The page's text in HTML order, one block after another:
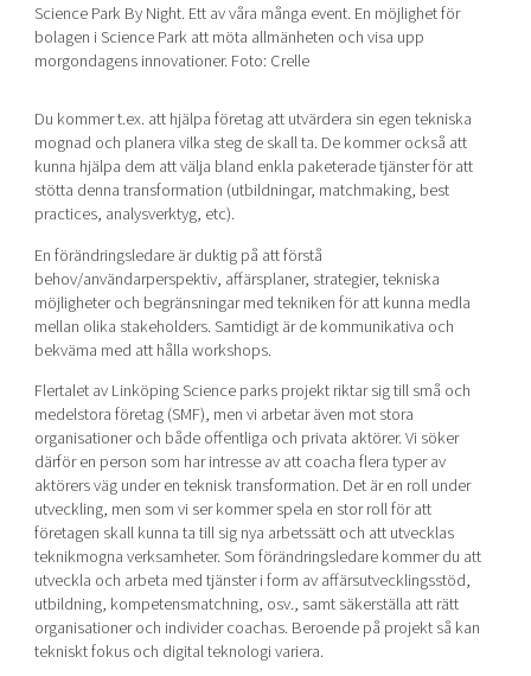
Science Park By Night. Ett av våra många event. En möjlighet för
bolagen i Science Park att möta allmänheten och visa upp
morgondagens innovationer. Foto: Crelle
Du kommer t.ex. att hjälpa företag att utvärdera sin egen tekniska
mognad och planera vilka steg de skall ta. De kommer också att
kunna hjälpa dem att välja bland enkla paketerade tjänster för att
stötta denna transformation (utbildningar, matchmaking, best
practices, analysverktyg, etc).
En förändringsledare är duktig på att förstå
behov/användarperspektiv, affärsplaner, strategier, tekniska
möjligheter och begränsningar med tekniken för att kunna medla
mellan olika stakeholders. Samtidigt är de kommunikativa och
bekväma med att hålla workshops.
Flertalet av Linköping Science parks projekt riktar sig till små och
medelstora företag (SMF), men vi arbetar även mot stora
organisationer och både offentliga och privata aktörer. Vi söker
därför en person som har intresse av att coacha flera typer av
aktörers väg under en teknisk transformation. Det är en roll under
utveckling, men som vi ser kommer spela en stor roll för att
företagen skall kunna ta till sig nya arbetssätt och att utvecklas
teknikmogna verksamheter. Som förändringsledare kommer du att
utveckla och arbeta med tjänster i form av affärsutvecklingsstöd,
utbildning, kompetensmatchning, osv., samt säkerställa att rätt
organisationer och individer coachas. Beroende på projekt så kan
tekniskt fokus och digital teknologi variera.